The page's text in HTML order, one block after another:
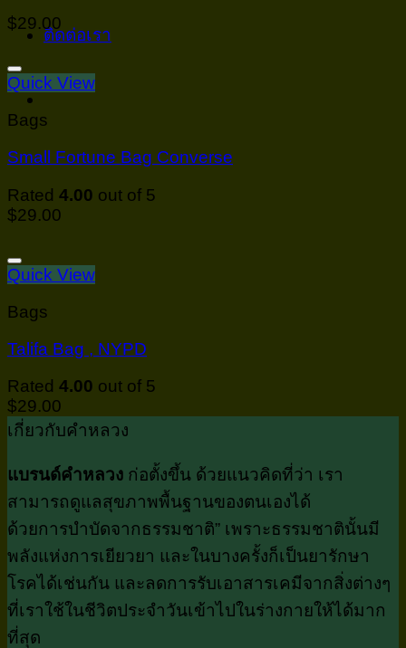
ติดต่อเรา
$29.00
Quick View
Bags
Small Fortune Bag Converse
Rated 4.00 out of 5
$29.00
Quick View
Bags
Talifa Bag , NYPD
Rated 4.00 out of 5
$29.00
เกี่ยวกับคำหลวง
แบรนด์คำหลวง ก่อตั้งขึ้น ด้วยแนวคิดที่ว่า เรา
สามารถดูแลสุขภาพพื้นฐานของตนเองได้
ด้วยการบำบัดจากธรรมชาติ” เพราะธรรมชาตินั้นมี
พลังแห่งการเยียวยา และในบางครั้งก็เป็นยารักษา
โรคได้เช่นกัน และลดการรับเอาสารเคมีจากสิ่งต่างๆ
ที่เราใช้ในชีวิตประจำวันเข้าไปในร่างกายให้ได้มาก
ที่สุด